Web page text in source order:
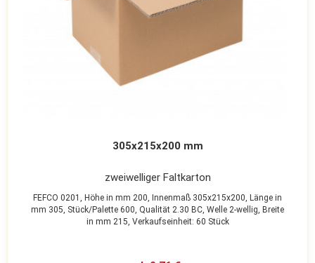
305x215x200 mm
zweiwelliger Faltkarton
FEFCO 0201, Höhe in mm 200, Innenmaß 305x215x200, Länge in
mm 305, Stück/Palette 600, Qualität 2.30 BC, Welle 2-wellig, Breite
in mm 215, Verkaufseinheit: 60 Stück